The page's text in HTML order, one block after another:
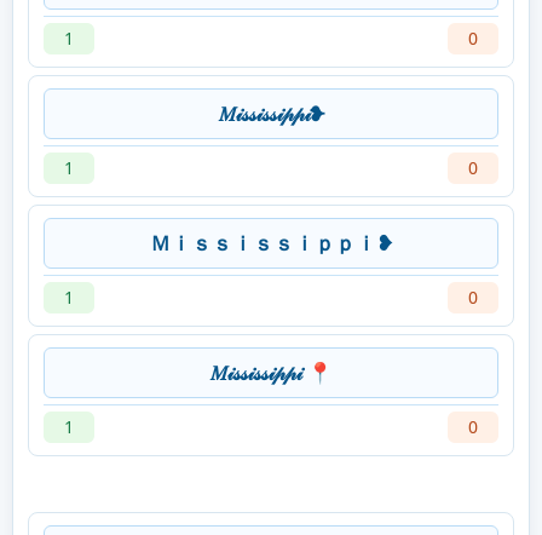
1 0
𝑀𝒾𝓈𝓈𝒾𝓈𝓈𝒾𝓅𝓅𝒾❥
1 0
Ｍｉｓｓｉｓｓｉｐｐｉ❥
1 0
𝑀𝒾𝓈𝓈𝒾𝓈𝓈𝒾𝓅𝓅𝒾 📍
1 0